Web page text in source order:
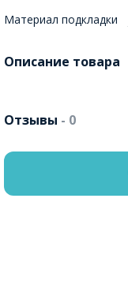
Материал подкладки
Описание товара
Отзывы - 0